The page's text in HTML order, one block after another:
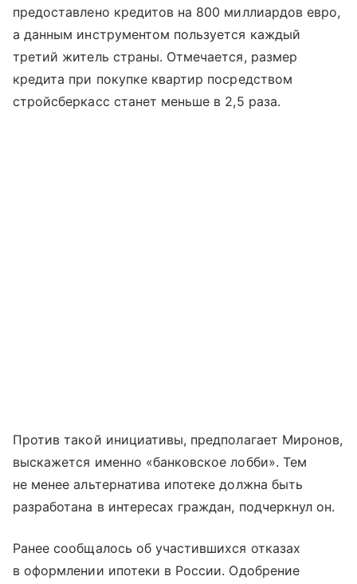
предоставлено кредитов на 800 миллиардов евро,
а данным инструментом пользуется каждый
третий житель страны. Отмечается, размер
кредита при покупке квартир посредством
стройсберкасс станет меньше в 2,5 раза.
Против такой инициативы, предполагает Миронов,
выскажется именно «банковское лобби». Тем
не менее альтернатива ипотеке должна быть
разработана в интересах граждан, подчеркнул он.
Ранее сообщалось об участившихся отказах
в оформлении ипотеки в России. Одобрение